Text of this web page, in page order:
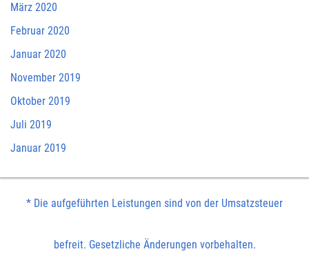
März 2020
Februar 2020
Januar 2020
November 2019
Oktober 2019
Juli 2019
Januar 2019
* Die aufgeführten Leistungen sind von der Umsatzsteuer
befreit. Gesetzliche Änderungen vorbehalten.